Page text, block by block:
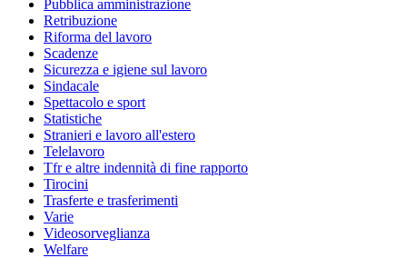
Pubblica amministrazione
Retribuzione
Riforma del lavoro
Scadenze
Sicurezza e igiene sul lavoro
Sindacale
Spettacolo e sport
Statistiche
Stranieri e lavoro all'estero
Telelavoro
Tfr e altre indennità di fine rapporto
Tirocini
Trasferte e trasferimenti
Varie
Videosorveglianza
Welfare